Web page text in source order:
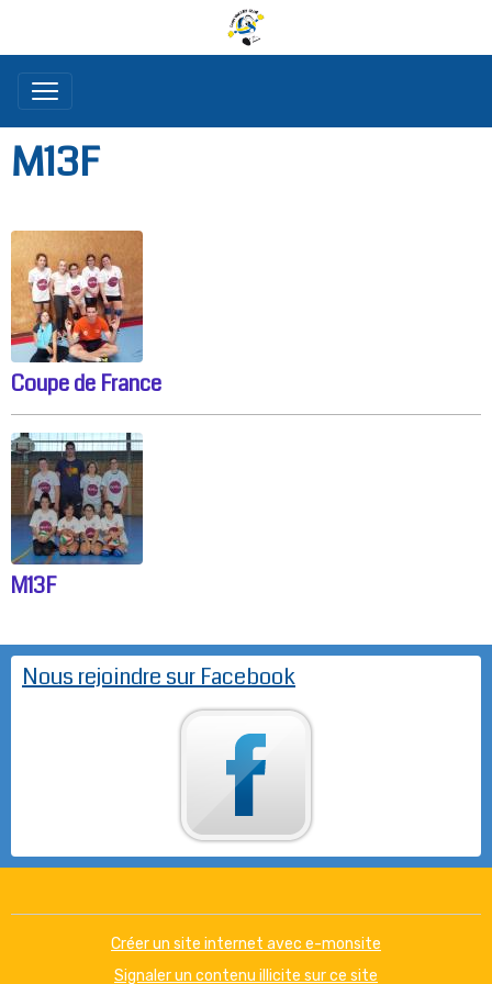
M13F
Coupe de France
M13F
Nous rejoindre sur Facebook
Créer un site internet avec e-monsite
Signaler un contenu illicite sur ce site